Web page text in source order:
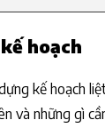
hoạch
kế hoạch
và những gì